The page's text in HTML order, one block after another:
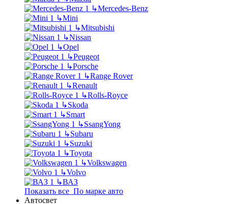
↳Mercedes-Benz
↳Mini
↳Mitsubishi
↳Nissan
↳Opel
↳Peugeot
↳Porsche
↳Range Rover
↳Renault
↳Rolls-Royce
↳Skoda
↳Smart
↳SsangYong
↳Subaru
↳Suzuki
↳Toyota
↳Volkswagen
↳Volvo
↳ВАЗ
Показать все По марке авто
Автосвет